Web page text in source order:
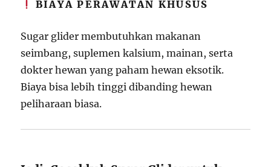
BIAYA PERAWATAN KHUSUS
Sugar glider membutuhkan makanan
seimbang, suplemen kalsium, mainan, serta
dokter hewan yang paham hewan eksotik.
Biaya bisa lebih tinggi dibanding hewan
peliharaan biasa.